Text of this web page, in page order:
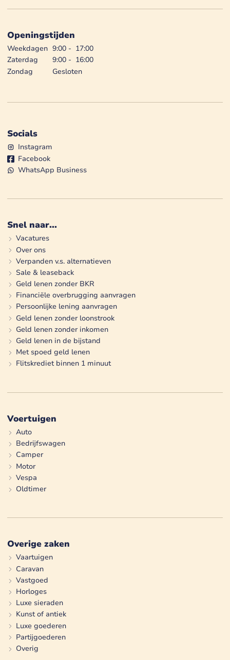
Openingstijden
Weekdagen 9:00 - 17:00
Zaterdag
9:00 - 16:00
Zondag
Gesloten
Socials
Instagram
Facebook
WhatsApp Business
Snel naar...
Vacatures
Over ons
Verpanden v.s. alternatieven
Sale & leaseback
Geld lenen zonder BKR
Financiële overbrugging aanvragen
Persoonlijke lening aanvragen
Geld lenen zonder loonstrook
Geld lenen zonder inkomen
Geld lenen in de bijstand
Met spoed geld lenen
Flitskrediet binnen 1 minuut
Voertuigen
Auto
Bedrijfswagen
Camper
Motor
Vespa
Oldtimer
Overige zaken
Vaartuigen
Caravan
Vastgoed
Horloges
Luxe sieraden
Kunst of antiek
Luxe goederen
Partijgoederen
Overig